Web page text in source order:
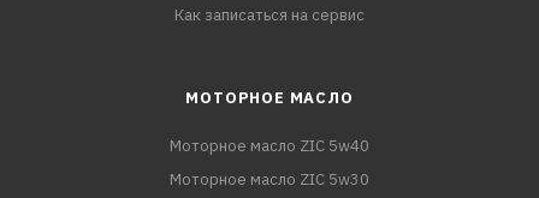
Как записаться на сервис
МОТОРНОЕ МАСЛО
Моторное масло ZIC 5w40
Моторное масло ZIC 5w30